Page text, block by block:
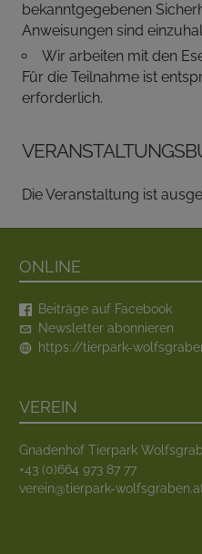
bekanntgegebenen
Anweisungen sind
Wir arbeiten mit den
Für die Teilnahme ist
erforderlich.
Die Veranstaltung ist
Online
Beiträge auf Facebook
Newsletter abonnieren
https://tierpark-
Verein
Gnadenhof Tierpark
+43 (0)664 973 87 77
verein@tierpark-